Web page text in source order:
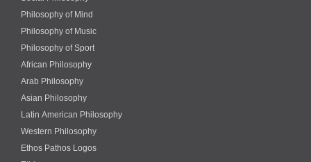
Philosophy of Mind
Philosophy of Music
Philosophy of Sport
African Philosophy
Arab Philosophy
Asian Philosophy
Latin American Philosophy
Western Philosophy
Ethos Pathos Logos